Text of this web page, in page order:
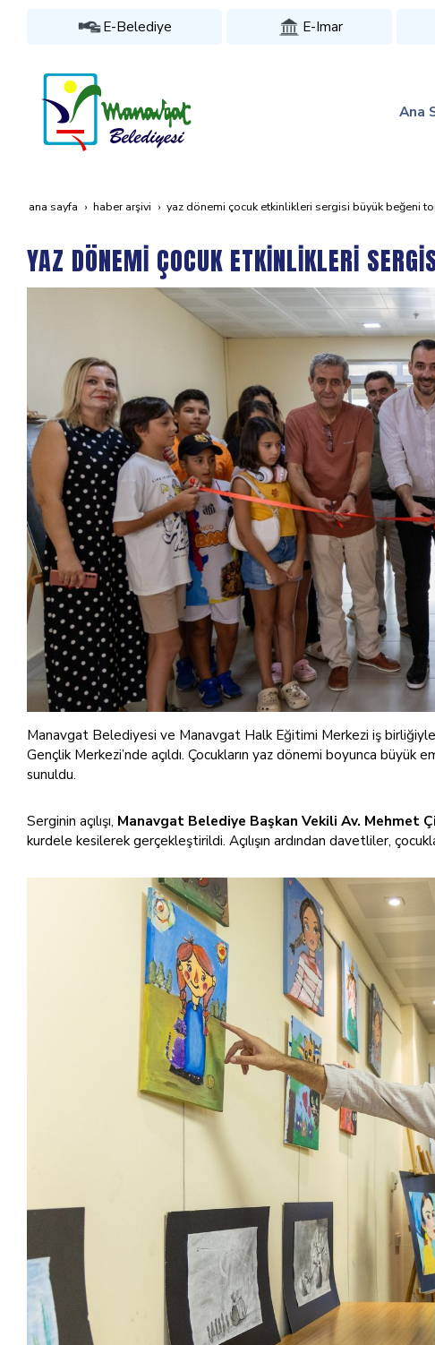
E-Belediye E-Imar
Ana
ana sayfa haber arşivi yaz dönemi̇ çocuk etki̇nli̇kleri̇ sergi̇si̇ büyük beğeni̇
YAZ DÖNEMİ ÇOCUK ETKİNLİKLERİ
Manavgat Belediyesi ve Manavgat Halk Eğitimi Merkezi iş
Gençlik Merkezi’nde açıldı. Çocukların yaz dönemi boyunca
sunuldu.
Serginin açılışı, Manavgat Belediye Başkan Vekili Av. Mehmet
kurdele kesilerek gerçekleştirildi. Açılışın ardından davetliler,